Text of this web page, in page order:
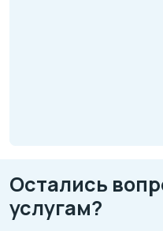
Остались
услугам?